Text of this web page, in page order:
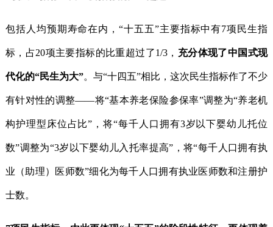
包括人均预期寿命在内，“十五五”主要指标中有7项民生指
标，占20项主要指标的比重超过了1/3， 充分体现了中国式现
代化的“民生为大”。与“十四五”相比，这次民生指标作了不少
有针对性的调整——将“基本养老保险参保率”调整为“养老机
构护理型床位占比”，将“每千人口拥有3岁以下婴幼儿托位
数”调整为“3岁以下婴幼儿入托率提高”，将“每千人口拥有执
业（助理）医师数”细化为每千人口拥有执业医师数和注册护
士数。